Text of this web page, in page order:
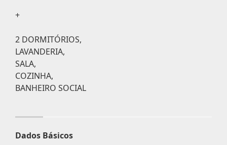
+
2 DORMITÓRIOS,
LAVANDERIA,
SALA,
COZINHA,
BANHEIRO SOCIAL
Dados Básicos